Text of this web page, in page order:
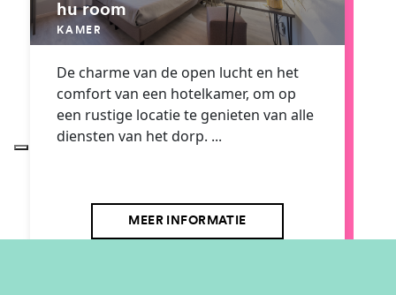
hu room
KAMER
De charme van de open lucht en het
comfort van een hotelkamer, om op
een rustige locatie te genieten van alle
diensten van het dorp. ...
MEER INFORMATIE